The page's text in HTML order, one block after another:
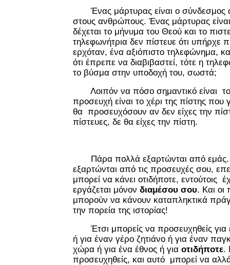
Ένας μάρτυρας είναι ο σύνδεσμος
στους ανθρώπους. Ένας μάρτυρας
δέχεται το μήνυμα του Θεού και το
τηλεφωνήτρια δεν πίστευε ότι υπήρχε
ερχόταν, ένα αξιόπιστο τηλεφώνημα,
ότι έπρεπε να διαβιβαστεί, τότε η
το βύσμα στην υποδοχή του, σωστά;
Λοιπόν να πόσο σημαντικό είναι
προσευχή είναι το χέρι της πίστης που
θα προσευχόσουν αν δεν είχες την
πίστευες, δε θα είχες την πίστη.
Πάρα πολλά εξαρτώνται από
εξαρτώνται από τις προσευχές σου,
μπορεί να κάνει οτιδήποτε, εντούτοις
εργάζεται μόνον διαμέσου σου. Και οι
μπορούν να κάνουν καταπληκτικά
την πορεία της ιστορίας!
Έτσι μπορείς να προσευχηθείς για
ή για έναν γέρο ζητιάνο ή για έναν
χώρα ή για ένα έθνος ή για οτιδήποτε.
προσευχηθείς, και αυτό μπορεί να